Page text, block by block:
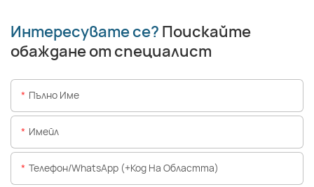
Интересувате се? Поискайте
обаждане от специалист
Пълно Име
Имейл
Телефон/WhatsApp (+Код На Областта)